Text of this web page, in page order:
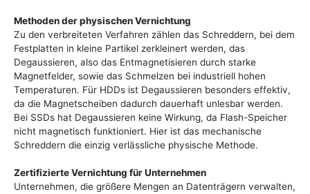
Methoden der physischen Vernichtung
Zu den verbreiteten Verfahren zählen das Schreddern, bei dem
Festplatten in kleine Partikel zerkleinert werden, das
Degaussieren, also das Entmagnetisieren durch starke
Magnetfelder, sowie das Schmelzen bei industriell hohen
Temperaturen. Für HDDs ist Degaussieren besonders effektiv,
da die Magnetscheiben dadurch dauerhaft unlesbar werden.
Bei SSDs hat Degaussieren keine Wirkung, da Flash-Speicher
nicht magnetisch funktioniert. Hier ist das mechanische
Schreddern die einzig verlässliche physische Methode.
Zertifizierte Vernichtung für Unternehmen
Unternehmen, die größere Mengen an Datenträgern verwalten,